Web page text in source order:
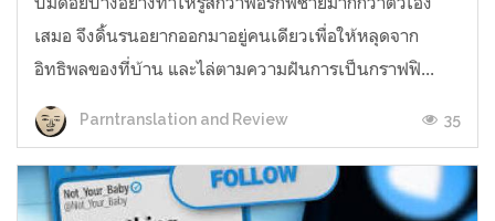
เสมอ จึงดิ้นรนอยากออกมาอยู่คนเดียวเพื่อให้หลุดจาก
อิทธิพลของที่บ้าน และไล่ตามความฝันการเป็นกราฟฟิ...
Parntranslation and Review 35